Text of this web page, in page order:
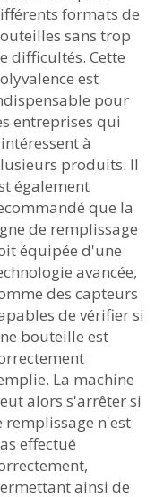
formats de
sans trop
difficultés. Cette
est
pour
entreprises qui
à
produits. Il
également
que la
de remplissage
équipée d'une
avancée,
des capteurs
de vérifier si
bouteille est
La machine
alors s'arrêter si
remplissage n'est
effectué
ainsi de